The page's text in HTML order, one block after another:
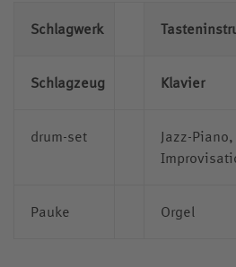
Schlagwerk
Schlagzeug Klavier
drum-set
Jazz-Piano,
Pauke Orgel